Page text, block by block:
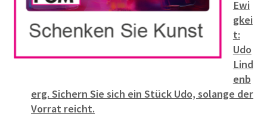
Ewi
gkei
t:
Udo
Lind
enb
erg. Sichern Sie sich ein Stück Udo, solange der
Vorrat reicht.